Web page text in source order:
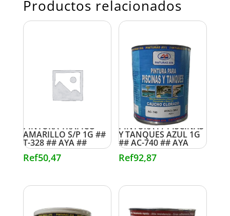
Productos relacionados
PINTURA TRAFICO
AMARILLO S/P 1G ##
T-328 ## AYA ##
Ref50,47
PINTURA P/ PISCINAS
Y TANQUES AZUL 1G
## AC-740 ## AYA
Ref92,87